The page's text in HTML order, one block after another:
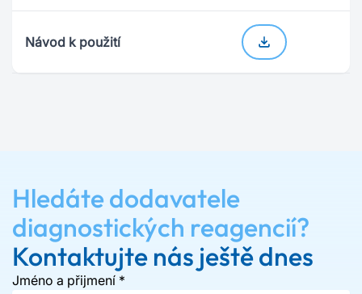
Návod k použití
Hledáte dodavatele
diagnostických reagencií?
Kontaktujte nás ještě dnes
Jméno a přijmení *